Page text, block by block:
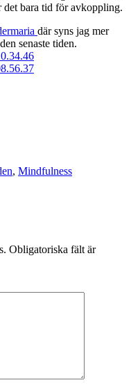
det bara tid för avkoppling.
där syns jag mer
senaste tiden.
, Mindfulness
Obligatoriska fält är